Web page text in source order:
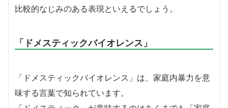
比較的なじみのある表現といえるでしょう。
「ドメスティックバイオレンス」
「ドメスティックバイオレンス」は、家庭内暴力を意
味する言葉で知られています。